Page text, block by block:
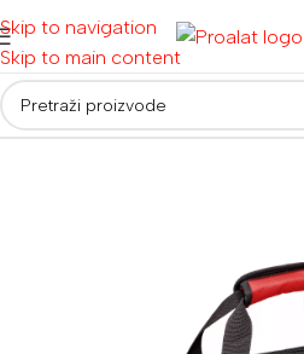
Skip to navigation
Skip to main content
Početna/ Ručni alati i oprema